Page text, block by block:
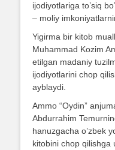
ijodiyotlariga to’siq
– moliy
Yigirma bir kitob
Muhammad Kozim
etilgan madaniy
ijodiyotlarini chop
ayblaydi.
Ammo “Oydin”
Abdurrahim
hanuzgacha o’zbek
kitobini chop qilishga